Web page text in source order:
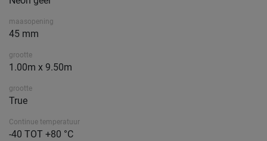
maasopening
45 mm
grootte
1.00m x 9.50m
grootte
True
Continue temperatuur
-40 TOT +80 °C